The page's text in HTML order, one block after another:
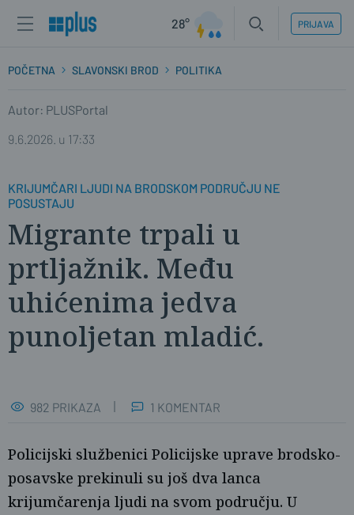
28° PRIJAVA
POČETNA SLAVONSKI BROD POLITIKA
Autor: PLUSPortal
9.6.2026. u 17:33
KRIJUMČARI LJUDI NA BRODSKOM PODRUČJU NE
POSUSTAJU
Migrante trpali u
prtljažnik. Među
uhićenima jedva
punoljetan mladić.
982 PRIKAZA 1 KOMENTAR
Policijski službenici Policijske uprave brodsko-
posavske prekinuli su još dva lanca
krijumčarenja ljudi na svom području. U